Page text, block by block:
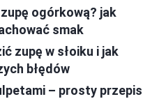
ogórkową? jak
smak
zupę w słoiku i jak
błędów
– prosty przepis